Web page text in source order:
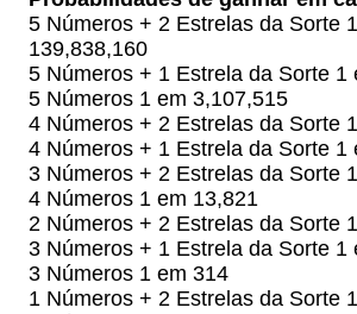
5 Números + 2 Estrelas da Sorte
139,838,160
5 Números + 1 Estrela da Sorte 1
5 Números 1 em 3,107,515
4 Números + 2 Estrelas da Sorte
4 Números + 1 Estrela da Sorte 1
3 Números + 2 Estrelas da Sorte
4 Números 1 em 13,821
2 Números + 2 Estrelas da Sorte
3 Números + 1 Estrela da Sorte 1
3 Números 1 em 314
1 Números + 2 Estrelas da Sorte